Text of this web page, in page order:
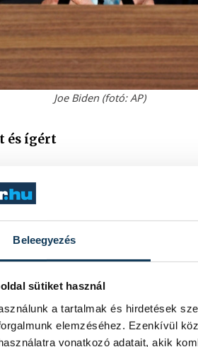
Beleegyezés
sütiket használ
a tartalmak és hirdetések
elemzéséhez. Ezenkívül
vonatkozó adatait, akik
Joe Biden (fotó: AP)
és ígért
és a nemzeti egység
lévő Wilmingtonban mondott
küzdelmet jelölte meg.
és a kötelezettségvállalásokkal,
már hétfőn tudósokból és
a feladattal.
párti politikus, de nem demokrata
hogy 74 millió amerikai szavazott